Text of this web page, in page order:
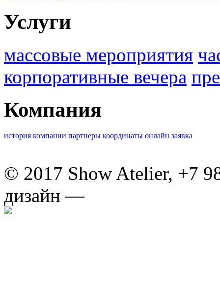
Услуги
массовые мероприятия
корпоративные вечера
Компания
история компании партнеры координаты онлайн заявка
© 2017 Show Atelier, +7
дизайн —